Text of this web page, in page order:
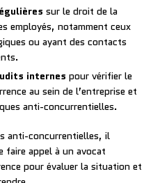
sur le droit de la
employés, notamment ceux
ou ayant des contacts
internes pour vérifier le
au sein de l’entreprise et
anti-concurrentielles.
anti-concurrentielles, il
faire appel à un avocat
pour évaluer la situation et